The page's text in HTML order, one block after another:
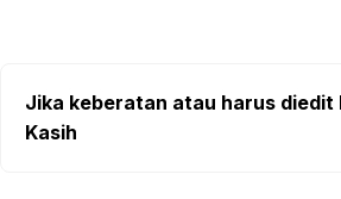
Jika keberatan atau harus diedit
Kasih